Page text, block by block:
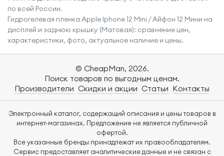
по всей России.
Гидрогелевая пленка Apple Iphone 12 Mini / Айфон 12 Мини на
дисплей и заднюю крышку (Матовая): сравнение цен,
характеристики, фото, актуальное наличие и цены.
© CheapMan, 2026.
Поиск товаров по выгодным ценам.
Производители Скидки и акции Статьи Контакты
Электронный каталог, содержащий описания и цены товаров в
интернет-магазинах. Предложение не является публичной
офертой.
Все указанные бренды принадлежат их правообладателям.
Сервис предоставляет аналитические данные и не связан с